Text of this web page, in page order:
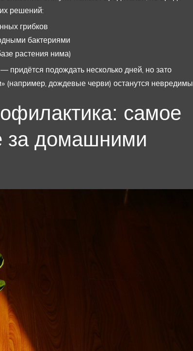
решений:
грибков
бактериями
растения нима)
подождать несколько дней, но зато
(например, дождевые черви) останутся невредимы.
самое
за домашними